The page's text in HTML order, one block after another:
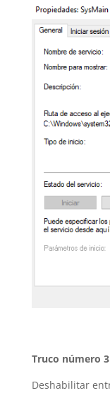
Truco número 3
Deshabilitar